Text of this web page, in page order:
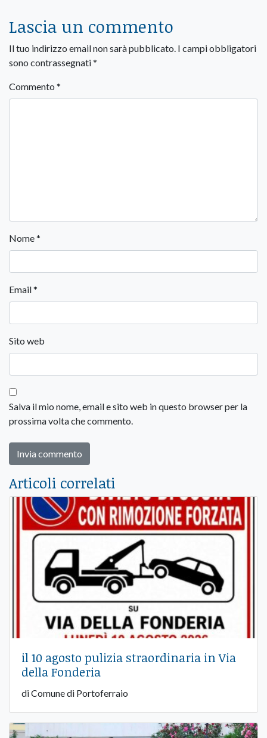
Lascia un commento
Il tuo indirizzo email non sarà pubblicato. I campi obbligatori
sono contrassegnati*
Commento *
Nome*
Email*
Sito web
Salva il mio nome, email e sito web in questo browser per la
prossima volta che commento.
Articoli correlati
il 10 agosto pulizia straordinaria in Via
della Fonderia
di Comune di Portoferraio